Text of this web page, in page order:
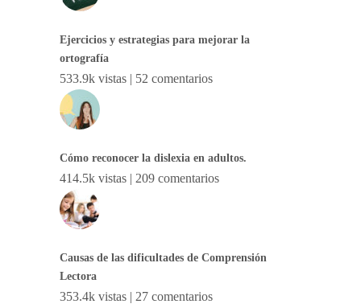
Ejercicios y estrategias para mejorar la
ortografía
533.9k vistas | 52 comentarios
Cómo reconocer la dislexia en adultos.
414.5k vistas | 209 comentarios
Causas de las dificultades de Comprensión
Lectora
353.4k vistas | 27 comentarios